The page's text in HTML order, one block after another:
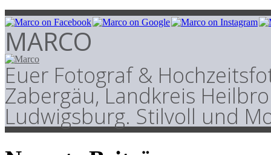
MARCO
Euer Fotograf &
Zabergäu, Landkreis
Ludwigsburg. Stilvoll und